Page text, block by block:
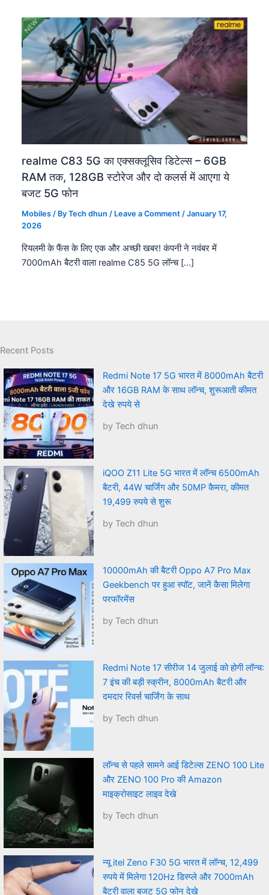
realme C83 5G का एक्सक्लूसिव डिटेल्स – 6GB
RAM तक, 128GB स्टोरेज और दो कलर्स में आएगा ये
बजट 5G फोन
Mobiles / ByTech dhun/ Leave a Comment /January 17,
2026
रियलमी के फैंस के लिए एक और अच्छी खबर! कंपनी ने नवंबर में
7000mAh बैटरी वाला realme C85 5G लॉन्च […]
Recent Posts
Redmi Note 17 5G भारत में 8000mAh बैटरी
और 16GB RAM के साथ लॉन्च, शुरूआती कीमत
देखे रुपये से
by Tech dhun
iQOO Z11 Lite 5G भारत में लॉन्च 6500mAh
बैटरी, 44W चार्जिंग और 50MP कैमरा, कीमत
19,499 रुपये से शुरू
by Tech dhun
10000mAh की बैटरी Oppo A7 Pro Max
Geekbench पर हुआ स्पॉट, जानें कैसा मिलेगा
परफॉरमेंस
by Tech dhun
Redmi Note 17 सीरीज 14 जुलाई को होगी लॉन्च:
7 इंच की बड़ी स्क्रीन, 8000mAh बैटरी और
दमदार रिवर्स चार्जिंग के साथ
by Tech dhun
लॉन्च से पहले सामने आई डिटेल्स ZENO 100 Lite
और ZENO 100 Pro की Amazon
माइक्रोसाइट लाइव देखे
by Tech dhun
न्यू itel Zeno F30 5G भारत में लॉन्च, 12,499
रुपये में मिलेगा 120Hz डिस्प्ले और 7000mAh
बैटरी वाला बजट 5G फोन देखे